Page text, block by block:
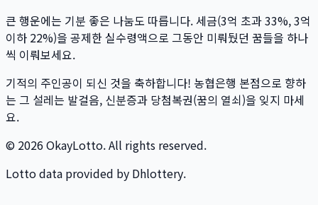
큰 행운에는 기분 좋은 나눔도 따릅니다. 세금(3억 초과 33%, 3억
이하 22%)을 공제한 실수령액으로 그동안 미뤄뒀던 꿈들을 하나
씩 이뤄보세요.
기적의 주인공이 되신 것을 축하합니다! 농협은행 본점으로 향하
는 그 설레는 발걸음, 신분증과 당첨복권(꿈의 열쇠)을 잊지 마세
요.
© 2026 OkayLotto. All rights reserved.
Lotto data provided by Dhlottery.